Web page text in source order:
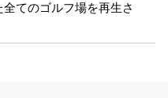
てのゴルフ場を再生さ